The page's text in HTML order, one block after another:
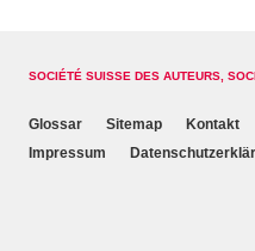
SOCIÉTÉ SUISSE DES AUTEURS,
Glossar Sitemap Kontakt
Impressum